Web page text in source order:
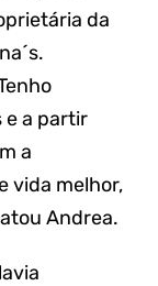
da
e a partir
a
vida melhor,
Andrea.